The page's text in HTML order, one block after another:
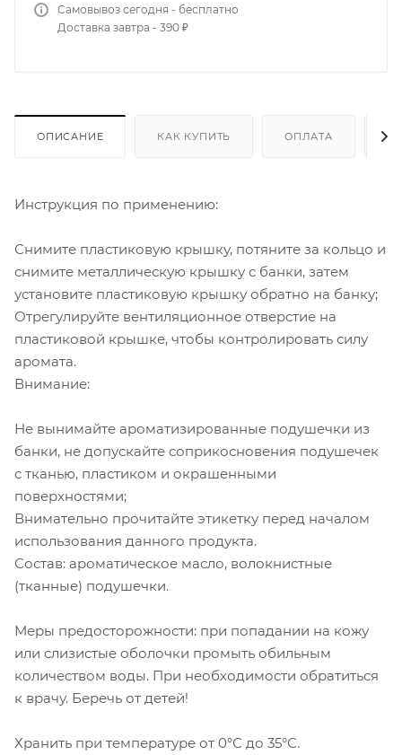
Самовывоз сегодня - бесплатно
Доставка завтра - 390 ₽
ОПИСАНИЕ КАК КУПИТЬ ОПЛАТА
Инструкция по применению:
Снимите пластиковую крышку, потяните за кольцо и
снимите металлическую крышку с банки, затем
установите пластиковую крышку обратно на банку;
Отрегулируйте вентиляционное отверстие на
пластиковой крышке, чтобы контролировать силу
аромата.
Внимание:
Не вынимайте ароматизированные подушечки из
банки, не допускайте соприкосновения подушечек
с тканью, пластиком и окрашенными
поверхностями;
Внимательно прочитайте этикетку перед началом
использования данного продукта.
Состав: ароматическое масло, волокнистные
(тканные) подушечки.
Меры предосторожности: при попадании на кожу
или слизистые оболочки промыть обильным
количеством воды. При необходимости обратиться
к врачу. Беречь от детей!
Хранить при температуре от 0°С до 35°С.